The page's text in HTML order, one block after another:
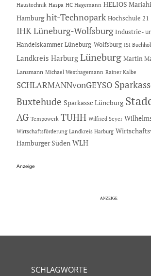
Haustechnik Haspa HC Hagemann HELIOS
Hamburg hit-Technopark Hochschule 21
IHK Lüneburg-Wolfsburg Industrie-
Handelskammer Lüneburg-Wolfsburg ISI
Landkreis Harburg Lüneburg Martin
Lansmann Michael Westhagemann Rainer Kalbe
SCHLARMANNvonGEYSO
Buxtehude Sparkasse Lüneburg
AG Tempowerk TUHH Wilfried Seyer
Wirtschaftsförderung Landkreis Harburg
Hamburger Süden WLH
Anzeige
SCHLAGWORTE